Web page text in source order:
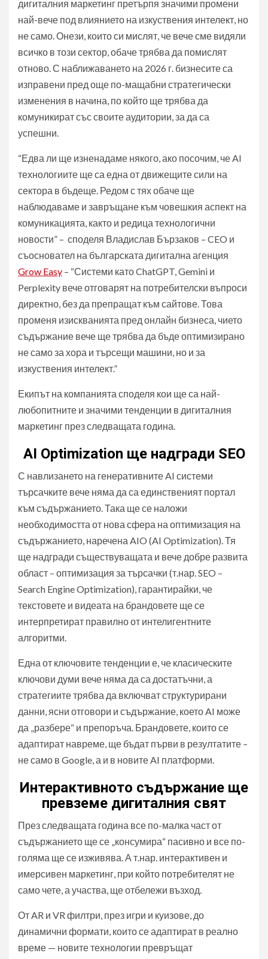
дигиталния маркетинг претърпя значими промени
най-вече под влиянието на изкуствения интелект, но
не само. Онези, които си мислят, че вече сме видяли
всичко в този сектор, обаче трябва да помислят
отново. С наближаването на 2026 г. бизнесите са
изправени пред още по-мащабни стратегически
изменения в начина, по който ще трябва да
комуникират със своите аудитории, за да са
успешни.
“Едва ли ще изненадаме някого, ако посочим, че AI
технологиите ще са една от движещите сили на
сектора в бъдеще. Редом с тях обаче ще
наблюдаваме и завръщане към човешкия аспект на
комуникацията, както и редица технологични
новости” – споделя Владислав Бързаков – CEO и
съосновател на българската дигитална агенция
Grow Easy – “Системи като ChatGPT, Gemini и
Perplexity вече отговарят на потребителски въпроси
директно, без да препращат към сайтове. Това
променя изискванията пред онлайн бизнеса, чието
съдържание вече ще трябва да бъде оптимизирано
не само за хора и търсещи машини, но и за
изкуствения интелект.”
Екипът на компанията споделя кои ще са най-
любопитните и значими тенденции в дигиталния
маркетинг през следващата година.
AI Optimization ще надгради SEO
С навлизането на генеративните AI системи
търсачките вече няма да са единственият портал
към съдържанието. Така ще се наложи
необходимостта от нова сфера на оптимизация на
съдържанието, наречена AIO (AI Optimization). Тя
ще надгради съществуващата и вече добре развита
област – оптимизация за търсачки (т.нар. SEO –
Search Engine Optimization), гарантирайки, че
текстовете и видеата на брандовете ще се
интерпретират правилно от интелигентните
алгоритми.
Една от ключовите тенденции е, че класическите
ключови думи вече няма да са достатъчни, а
стратегиите трябва да включват структурирани
данни, ясни отговори и съдържание, което AI може
да „разбере“ и препоръча. Брандовете, които се
адаптират навреме, ще бъдат първи в резултатите –
не само в Google, а и в новите AI платформи.
Интерактивното съдържание ще
превземе дигиталния свят
През следващата година все по-малка част от
съдържанието ще се „консумира“ пасивно и все по-
голяма ще се изживява. А т.нар. интерактивен и
имерсивен маркетинг, при който потребителят не
само чете, а участва, ще отбележи възход.
От AR и VR филтри, през игри и куизове, до
динамични формати, които се адаптират в реално
време — новите технологии превръщат